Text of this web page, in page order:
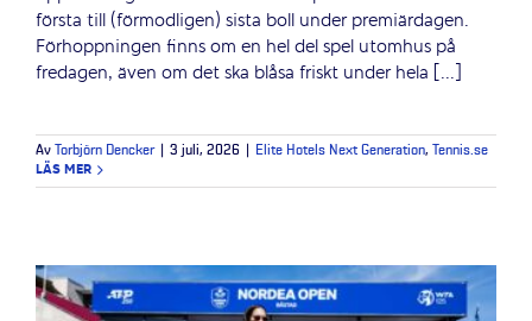
första till (förmodligen) sista boll under premiärdagen.
Förhoppningen finns om en hel del spel utomhus på
fredagen, även om det ska blåsa friskt under hela [...]
Av Torbjörn Dencker 3 juli, 2026 Elite Hotels Next Generation, Tennis.se
LÄS MER